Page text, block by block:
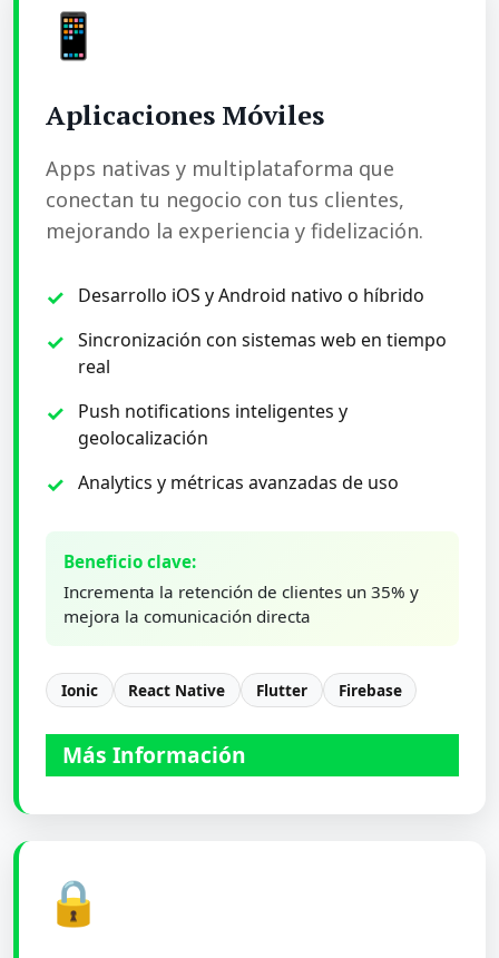
📱
Aplicaciones Móviles
Apps nativas y multiplataforma que
conectan tu negocio con tus clientes,
mejorando la experiencia y fidelización.
Desarrollo iOS y Android nativo o híbrido
Sincronización con sistemas web en tiempo
real
Push notifications inteligentes y
geolocalización
Analytics y métricas avanzadas de uso
Beneficio clave:
Incrementa la retención de clientes un 35% y
mejora la comunicación directa
Ionic React Native Flutter Firebase
Más Información
🔒